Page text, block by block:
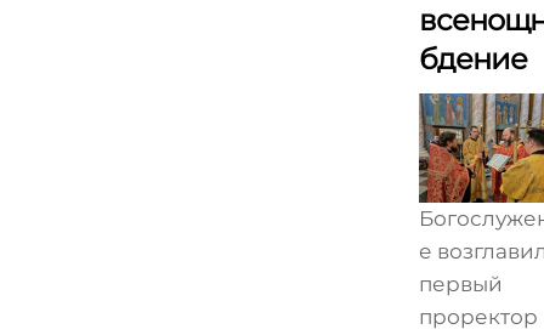
бдение
е
первый
проректор